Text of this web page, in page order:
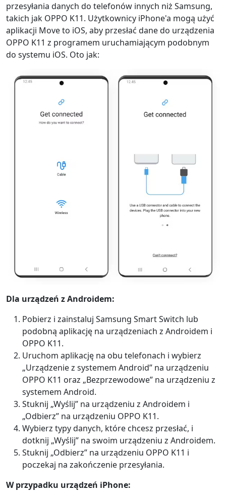
przesyłania danych do telefonów innych niż Samsung,
takich jak OPPO K11. Użytkownicy iPhone'a mogą użyć
aplikacji Move to iOS, aby przesłać dane do urządzenia
OPPO K11 z programem uruchamiającym podobnym
do systemu iOS. Oto jak:
Dla urządzeń z Androidem:
Pobierz i zainstaluj Samsung Smart Switch lub
podobną aplikację na urządzeniach z Androidem i
OPPO K11.
Uruchom aplikację na obu telefonach i wybierz
„Urządzenie z systemem Android” na urządzeniu
OPPO K11 oraz „Bezprzewodowe” na urządzeniu z
systemem Android.
Stuknij „Wyślij” na urządzeniu z Androidem i
„Odbierz” na urządzeniu OPPO K11.
Wybierz typy danych, które chcesz przesłać, i
dotknij „Wyślij” na swoim urządzeniu z Androidem.
Stuknij „Odbierz” na urządzeniu OPPO K11 i
poczekaj na zakończenie przesyłania.
W przypadku urządzeń iPhone: